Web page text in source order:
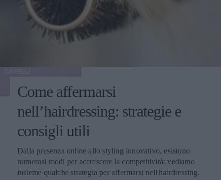
Come affermarsi
nell’hairdressing: strategie e
consigli utili
Dalla presenza online allo styling innovativo, esistono
numerosi modi per accrescere la competitività: vediamo
insieme qualche strategia per affermarsi nell'hairdressing.